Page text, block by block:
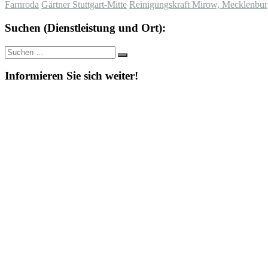
Farnroda Gärtner Stuttgart-Mitte Reinigungskraft Mirow,
Suchen (Dienstleistung und Ort):
Suche
nach:
Suchen
Informieren Sie sich weiter!